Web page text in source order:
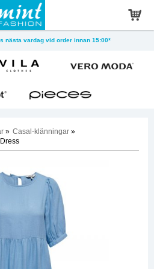
nästa vardag vid order innan 15:00*
» Casal-klänningar »